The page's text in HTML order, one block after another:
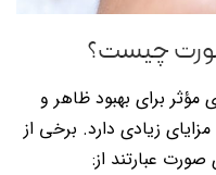
صورت چیست؟
برای بهبود ظاهر و
زیادی دارد. برخی از
عبارتند از: